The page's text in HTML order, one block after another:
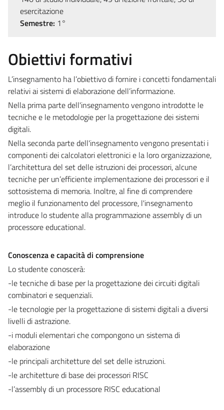
esercitazione
Semestre: 1°
Obiettivi formativi
L’insegnamento ha l’obiettivo di fornire i concetti fondamentali
relativi ai sistemi di elaborazione dell’informazione.
Nella prima parte dell'insegnamento vengono introdotte le
tecniche e le metodologie per la progettazione dei sistemi
digitali.
Nella seconda parte dell'insegnamento vengono presentati i
componenti dei calcolatori elettronici e la loro organizzazione,
l’architettura del set delle istruzioni dei processori, alcune
tecniche per un’efficiente implementazione dei processori e il
sottosistema di memoria. Inoltre, al fine di comprendere
meglio il funzionamento del processore, l'insegnamento
introduce lo studente alla programmazione assembly di un
processore educational.
Conoscenza e capacità di comprensione
Lo studente conoscerà:
-le tecniche di base per la progettazione dei circuiti digitali
combinatori e sequenziali.
-le tecnologie per la progettazione di sistemi digitali a diversi
livelli di astrazione.
-i moduli elementari che compongono un sistema di
elaborazione
-le principali architetture del set delle istruzioni.
-le architetture di base dei processori RISC
-l’assembly di un processore RISC educational